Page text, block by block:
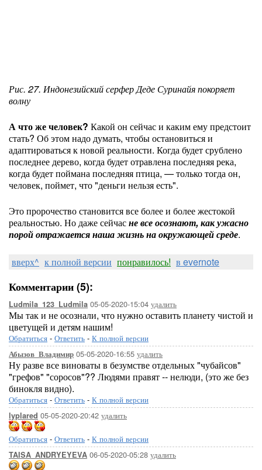
Рис. 27. Индонезийский серфер Деде Суринайя покоряет
волну
А что же человек? Какой он сейчас и каким ему предстоит
стать? Об этом надо думать, чтобы остановиться и
адаптироваться к новой реальности. Когда будет срублено
последнее дерево, когда будет отравлена последняя река,
когда будет поймана последняя птица, — только тогда он,
человек, поймет, что "деньги нельзя есть".
Это пророчество становится все более и более жестокой
реальностью. Но даже сейчасне все осознают, как ужасно
порой отражается наша жизнь на окружающей среде.
вверх^ к полной версии понравилось! в evernote
Комментарии (5):
Ludmila_123_Ludmila 05-05-2020-15:04 удалить
Мы так и не осознали, что нужно оставить планету чистой и
цветущей и детям нашим!
Обратиться - Ответить - К полной версии
Абызов_Владимир 05-05-2020-16:55 удалить
Ну разве все виноваты в безумстве отдельных "чубайсов"
"грефов" "соросов"?? Людями правят -- нелюди, (это же без
бинокля видно).
Обратиться - Ответить - К полной версии
lyplared 05-05-2020-20:42 удалить
Обратиться - Ответить - К полной версии
TAISA_ANDRYEYEVA 06-05-2020-05:28 удалить